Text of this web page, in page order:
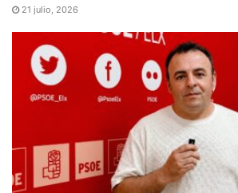
21 julio, 2026